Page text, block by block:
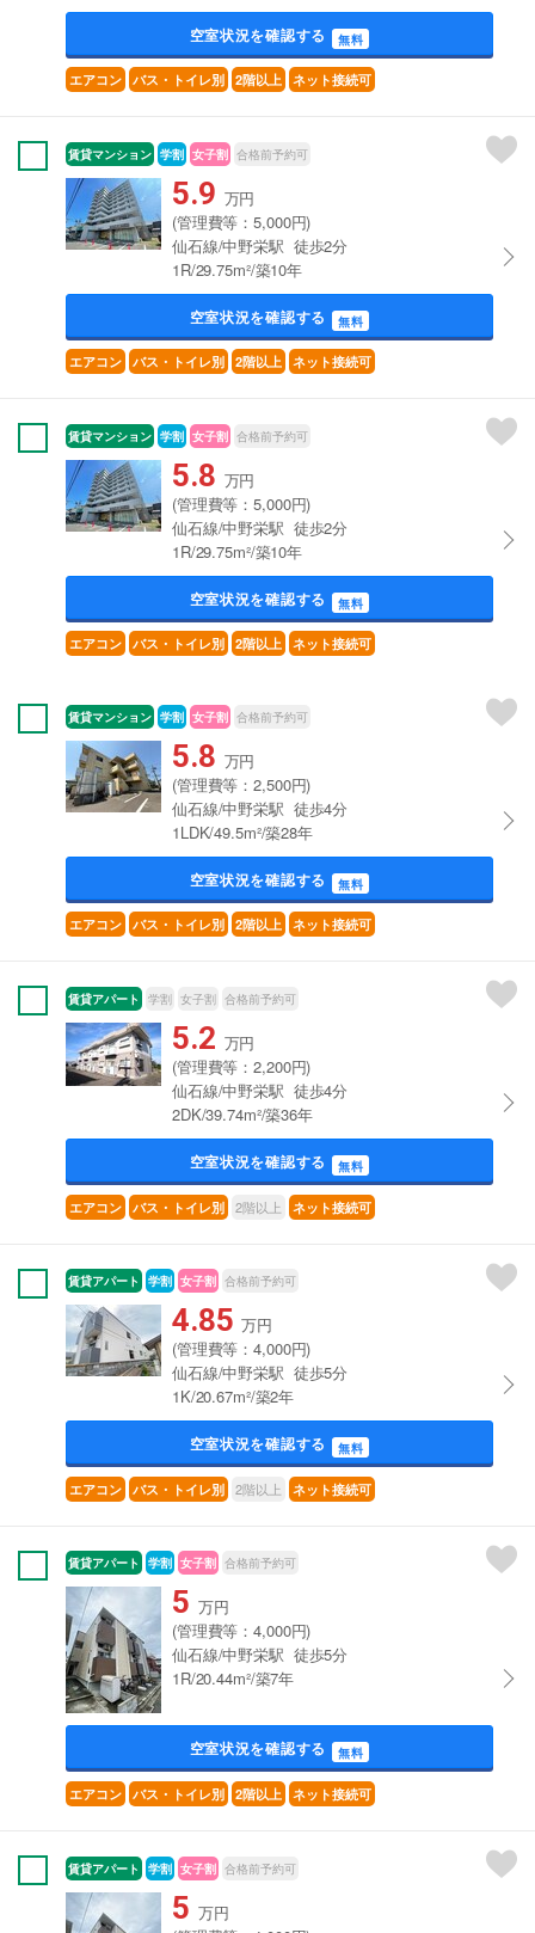
空室状況を確認する 無料
エアコン バス・トイレ別 2階以上 ネット接続可
賃貸マンション 学割 女子割 合格前予約可
5.9 万円
(管理費等：5,000円)
仙石線/中野栄駅 徒歩2分
1R/29.75m²/築10年
空室状況を確認する 無料
エアコン バス・トイレ別 2階以上 ネット接続可
賃貸マンション 学割 女子割 合格前予約可
5.8 万円
(管理費等：5,000円)
仙石線/中野栄駅 徒歩2分
1R/29.75m²/築10年
空室状況を確認する 無料
エアコン バス・トイレ別 2階以上 ネット接続可
賃貸マンション 学割 女子割 合格前予約可
5.8 万円
(管理費等：2,500円)
仙石線/中野栄駅 徒歩4分
1LDK/49.5m²/築28年
空室状況を確認する 無料
エアコン バス・トイレ別 2階以上 ネット接続可
賃貸アパート 学割 女子割 合格前予約可
5.2 万円
(管理費等：2,200円)
仙石線/中野栄駅 徒歩4分
2DK/39.74m²/築36年
空室状況を確認する 無料
エアコン バス・トイレ別 2階以上 ネット接続可
賃貸アパート 学割 女子割 合格前予約可
4.85 万円
(管理費等：4,000円)
仙石線/中野栄駅 徒歩5分
1K/20.67m²/築2年
空室状況を確認する 無料
エアコン バス・トイレ別 2階以上 ネット接続可
賃貸アパート 学割 女子割 合格前予約可
5 万円
(管理費等：4,000円)
仙石線/中野栄駅 徒歩5分
1R/20.44m²/築7年
空室状況を確認する 無料
エアコン バス・トイレ別 2階以上 ネット接続可
賃貸アパート 学割 女子割 合格前予約可
5 万円